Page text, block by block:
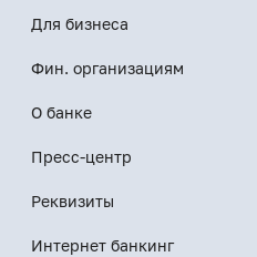
Для бизнеса
Фин. организациям
О банке
Пресс-центр
Реквизиты
Интернет банкинг